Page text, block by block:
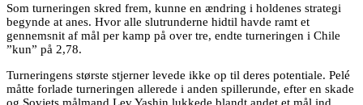
Som turneringen skred frem, kunne en ændring i holdenes strategi
begynde at anes. Hvor alle slutrunderne hidtil havde ramt et
gennemsnit af mål per kamp på over tre, endte turneringen i Chile
”kun” på 2,78.
Turneringens største stjerner levede ikke op til deres potentiale. Pelé
måtte forlade turneringen allerede i anden spillerunde, efter en skade